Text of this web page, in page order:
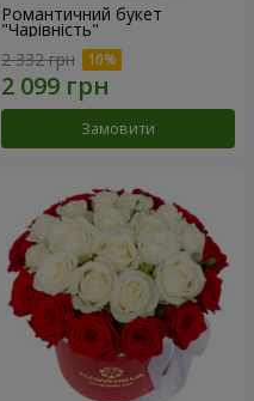
Романтичний букет
"Чарівність"
2 332 грн
Замовити